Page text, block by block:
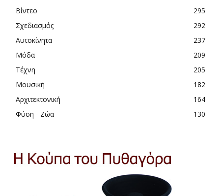
Βίντεο
295
Σχεδιασμός
292
Αυτοκίνητα
237
Μόδα
209
Τέχνη
205
Μουσική
182
Αρχιτεκτονική
164
Φύση - Ζώα
130